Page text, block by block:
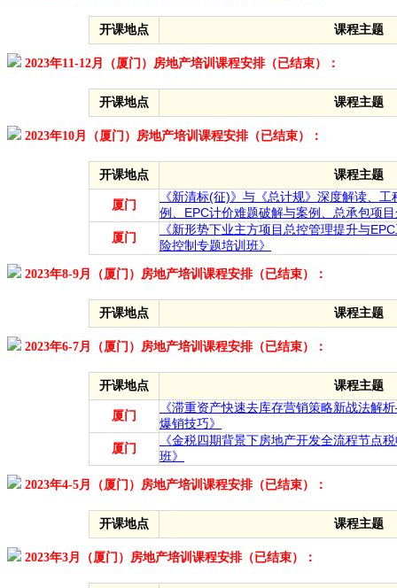
开课地点 课程主题
2023年11-12月（厦门）房地产培训课程安排（已结束）：
开课地点 课程主题
2023年10月（厦门）房地产培训课程安排（已结束）：
开课地点 课程主题
厦门
《新清标(征)》与《总计规》深度解读、
例、EPC计价难题破解与案例、总承包项
厦门
《新形势下业主方项目总控管理提升与
险控制专题培训班》
2023年8-9月（厦门）房地产培训课程安排（已结束）：
开课地点 课程主题
2023年6-7月（厦门）房地产培训课程安排（已结束）：
开课地点 课程主题
厦门
《滞重资产快速去库存营销策略新战法
爆销技巧》
厦门
《金税四期背景下房地产开发全流程节点
班》
2023年4-5月（厦门）房地产培训课程安排（已结束）：
开课地点 课程主题
2023年3月（厦门）房地产培训课程安排（已结束）：